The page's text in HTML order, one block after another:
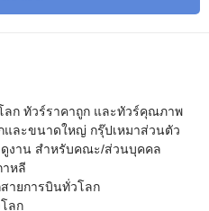
ลก ทัวร์ราคาถูก และทัวร์คุณภาพ
และขนาดใหญ่ กรุ๊ปเหมาส่วนตัว
ดูงาน สำหรับคณะ/ส่วนบุคคล
าหลี
ายการบินทั่วโลก
ลก